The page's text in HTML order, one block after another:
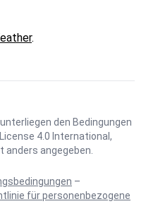
.
den Bedingungen
4.0 International ,
angegeben.
–
für personenbezogene